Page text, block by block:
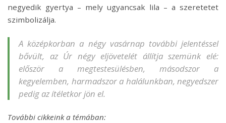
negyedik gyertya – mely ugyancsak lila – a szeretetet
szimbolizálja.
A középkorban a négy vasárnap további jelentéssel
bővült, az Úr négy eljövetelét állítja szemünk elé:
először a megtestesülésben, másodszor a
kegyelemben, harmadszor a halálunkban, negyedszer
pedig az ítéletkor jön el.
További cikkeink a témában: